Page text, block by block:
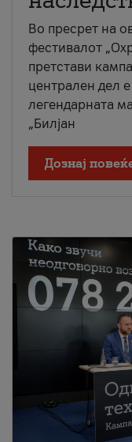
Во пресрет на
фестивалот
претстави
централен дел
легендарната
„Билјан
Дознај